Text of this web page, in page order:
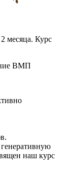
месяца. Курс
ВМП
наш курс